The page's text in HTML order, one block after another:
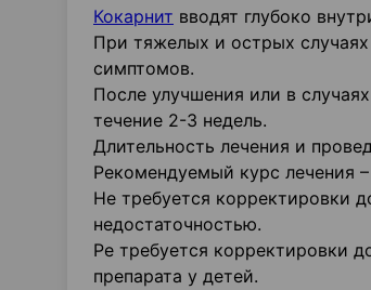
Кокарнит вводят глубоко
При тяжелых и острых
симптомов.
После улучшения или в
течение 2-3 недель.
Длительность лечения и
Рекомендуемый курс лечения
Не требуется корректировки
недостаточностью.
Ре требуется корректировки
препарата у детей.